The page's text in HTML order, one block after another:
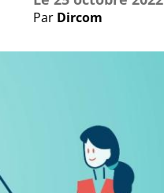
Par Dircom